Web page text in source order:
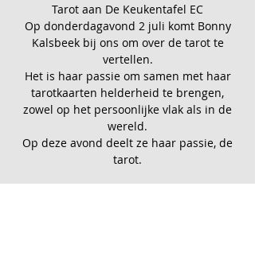
Tarot aan De Keukentafel EC
Op donderdagavond 2 juli komt Bonny
Kalsbeek bij ons om over de tarot te
vertellen.
Het is haar passie om samen met haar
tarotkaarten helderheid te brengen,
zowel op het persoonlijke vlak als in de
wereld.
Op deze avond deelt ze haar passie, de
tarot.